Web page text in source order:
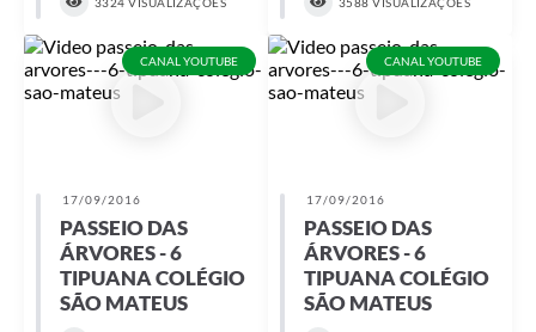
CANAL YOUTUBE
17/09/2016
PASSEIO DAS
ÁRVORES - 6
TIPUANA COLÉGIO
SÃO MATEUS
CANAL YOUTUBE
17/09/2016
PASSEIO DAS
ÁRVORES - 6
TIPUANA COLÉGIO
SÃO MATEUS